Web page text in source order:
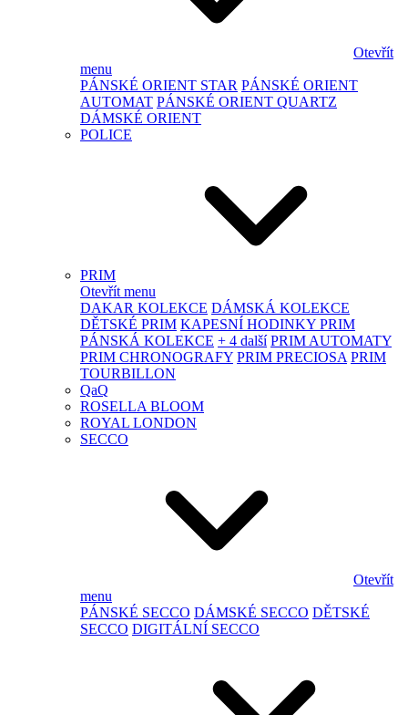
Otevřít
menu
PÁNSKÉ ORIENT STAR PÁNSKÉ ORIENT
AUTOMAT PÁNSKÉ ORIENT QUARTZ
DÁMSKÉ ORIENT
POLICE
PRIM
Otevřít menu
DAKAR KOLEKCE DÁMSKÁ KOLEKCE
DĚTSKÉ PRIM KAPESNÍ HODINKY PRIM
PÁNSKÁ KOLEKCE + 4 další PRIM AUTOMATY
PRIM CHRONOGRAFY PRIM PRECIOSA PRIM
TOURBILLON
QaQ
ROSELLA BLOOM
ROYAL LONDON
SECCO
Otevřít
menu
PÁNSKÉ SECCO DÁMSKÉ SECCO DĚTSKÉ
SECCO DIGITÁLNÍ SECCO